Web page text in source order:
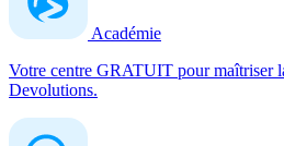
Académie
Votre centre GRATUIT pour maîtriser
Devolutions.